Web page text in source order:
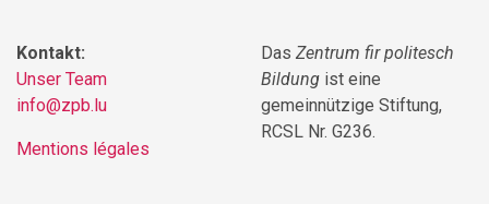
Kontakt:
Unser Team
info@zpb.lu
Mentions légales
Das Zentrum fir politesch
Bildung ist eine
gemeinnützige Stiftung,
RCSL Nr. G236.